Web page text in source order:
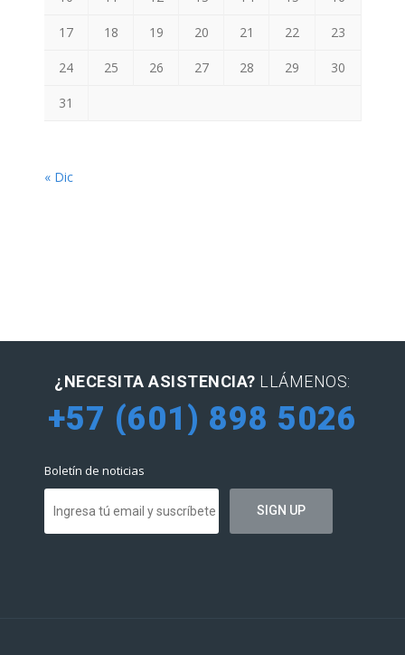
17 18 19 20 21 22 23
24 25 26 27 28 29 30
31
« Dic
¿NECESITA ASISTENCIA? LLÁMENOS:
+57 (601) 898 5026
Boletín de noticias